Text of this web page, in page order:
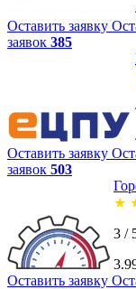
Оставить заявку
заявок 385
Оставить заявку
заявок 503
★
3 /
Оставить заявку